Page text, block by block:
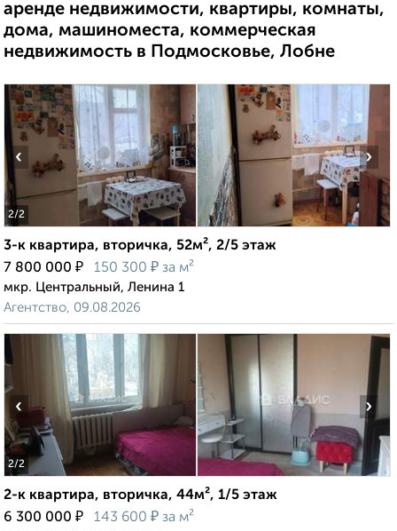
аренде недвижимости, квартиры, комнаты,
дома, машиноместа, коммерческая
недвижимость в Подмосковье, Лобне
2/2
‹ ›
3-к квартира, вторичка, 52м², 2/5 этаж
7 800 000 ₽ 150 300 ₽ за м²
мкр. Центральный, Ленина 1
Агентство, 09.08.2026
2/2
‹ ›
2-к квартира, вторичка, 44м², 1/5 этаж
6 300 000 ₽ 143 600 ₽ за м²